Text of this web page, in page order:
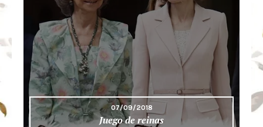
07/09/2018
Juego de reinas